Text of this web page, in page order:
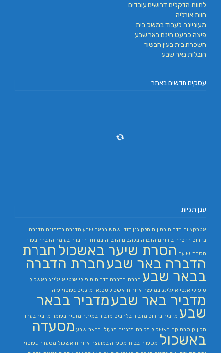
לחוות הדקלים דרושים עובדים
חוות אורליה
מעוניינת לעבוד במשק בית
פיצה כמעט חינם באר שבע
השכרת בית בעין הבשור
הובלות באר שבע
עסקים חדשים באתר
ענן תגיות
אטרקציות בדרום בטון מוחלק גנן דודי שמש בבאר שבע הדברה בדימונה הדברה
בדרום הדברה בירוחם הדברה בלהבים הדברה במיתר הדברה בעומר הדברה בערד
הסרת שיער הסרת שיער באשכול חברת
הדברה באר שבעחברת הדברה
בבאר שבע חברת הדברה בדרום טיפולי אנטי אייג'ינג באשכול
טיפולי אנטי אייג'ינג במועצה אזורית אשכול טכנאי מזגנים בעוטף עזה
מדביר באר שבעמדביר בבאר
שבע מדביר בדרום מדביר בלהבים מדביר במיתר מדביר בעומר מדביר בערד
מכון קוסמטיקה באשכול מכירת מזגנים מנעולן בבאר שבע מסעדה
באשכול מסעדה בבית מסעדה במועצה אזורית אשכול מסעדה בעוטף